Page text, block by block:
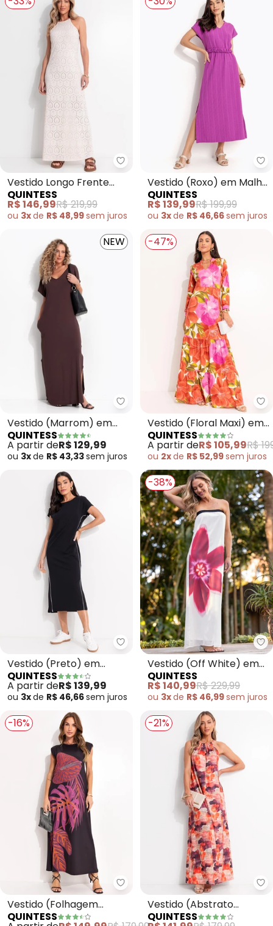
Quintess - Vestido Longo
Vestido Longo Frente
Única em Malha Laise
com Alça Cruzada
QUINTESS
R$ 146,99R$ 219,99
ou 3xde R$ 48,99sem juros
Vestido (Roxo) em Malha
Texturizada
QUINTESS
R$ 139,99R$ 199,99
ou 3xde R$ 46,66sem juros
NEW
Quintess - Vestido (Marrom)
Vestido (Marrom) em
Malha de Viscose
QUINTESS
A partir deR$ 129,99
ou 3xde R$ 43,33sem juros
-47%
Vestido (Floral Maxi) em
Malha Fria
QUINTESS
A partir deR$ 105,99R$
ou 2xde R$ 52,99sem juros
Quintess - Vestido (Preto) em
Vestido (Preto) em
Moletom
QUINTESS
A partir deR$ 139,99
ou 3xde R$ 46,66sem juros
-38%
Vestido (Off White) em
Chiffon
QUINTESS
R$ 140,99R$ 229,99
ou 3xde R$ 46,99sem juros
-16%
Quintess - Vestido (Folhagem
Vestido (Folhagem
Bordada Localizada) em
QUINTESS
-21%
Vestido (Abstrato
Colorido) em Malha Fria
QUINTESS